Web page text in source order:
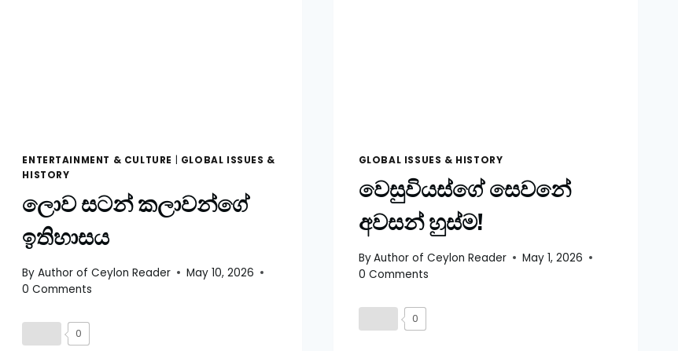
ENTERTAINMENT & CULTURE
GLOBAL ISSUES &
HISTORY
ලොව සටන් කලාවන්ගේ
ඉතිහාසය
By Author of Ceylon Reader
May 10, 2026
0 Comments
0
GLOBAL ISSUES & HISTORY
වෙසුවියස්ගේ සෙවනේ
අවසන් හුස්ම!
ByAuthor of Ceylon Reader
May 1, 2026
0 Comments
0